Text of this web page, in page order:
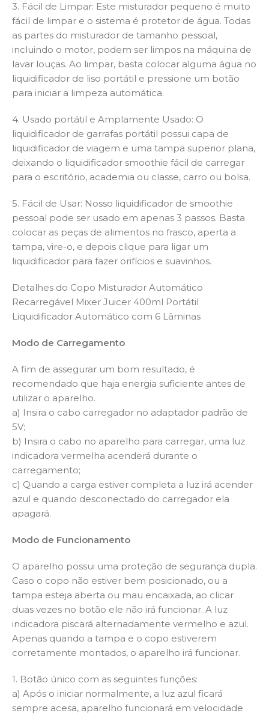
3. Fácil de Limpar: Este misturador pequeno é muito
fácil de limpar e o sistema é protetor de água. Todas
as partes do misturador de tamanho pessoal,
incluindo o motor, podem ser limpos na máquina de
lavar louças. Ao limpar, basta colocar alguma água no
liquidificador de liso portátil e pressione um botão
para iniciar a limpeza automática.
4. Usado portátil e Amplamente Usado: O
liquidificador de garrafas portátil possui capa de
liquidificador de viagem e uma tampa superior plana,
deixando o liquidificador smoothie fácil de carregar
para o escritório, academia ou classe, carro ou bolsa.
5. Fácil de Usar: Nosso liquidificador de smoothie
pessoal pode ser usado em apenas 3 passos. Basta
colocar as peças de alimentos no frasco, aperta a
tampa, vire-o, e depois clique para ligar um
liquidificador para fazer orifícios e suavinhos.
Detalhes do Copo Misturador Automático
Recarregável Mixer Juicer 400ml Portátil
Liquidificador Automático com 6 Lâminas
Modo de Carregamento
A fim de assegurar um bom resultado, é
recomendado que haja energia suficiente antes de
utilizar o aparelho.
a) Insira o cabo carregador no adaptador padrão de
5V;
b) Insira o cabo no aparelho para carregar, uma luz
indicadora vermelha acenderá durante o
carregamento;
c) Quando a carga estiver completa a luz irá acender
azul e quando desconectado do carregador ela
apagará.
Modo de Funcionamento
O aparelho possui uma proteção de segurança dupla.
Caso o copo não estiver bem posicionado, ou a
tampa esteja aberta ou mau encaixada, ao clicar
duas vezes no botão ele não irá funcionar. A luz
indicadora piscará alternadamente vermelho e azul.
Apenas quando a tampa e o copo estiverem
corretamente montados, o aparelho irá funcionar.
1. Botão único com as seguintes funções:
a) Após o iniciar normalmente, a luz azul ficará
sempre acesa, aparelho funcionará em velocidade